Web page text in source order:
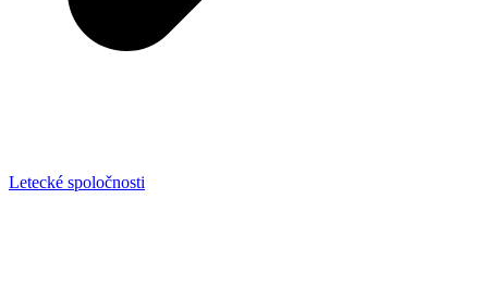
Letecké spoločnosti